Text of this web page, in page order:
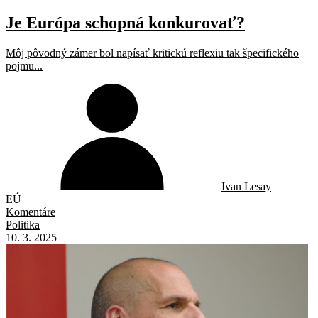
Je Európa schopná konkurovať?
Môj pôvodný zámer bol napísať kritickú reflexiu tak špecifického
pojmu...
Ivan Lesay
EÚ
Komentáre
Politika
10. 3. 2025